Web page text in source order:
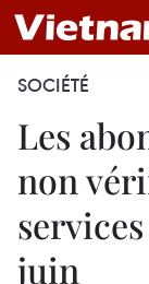
SOCIÉTÉ
Les
non
services
juin